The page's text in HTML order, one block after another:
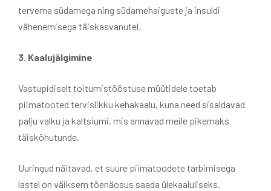
tervema südamega ning südamehaiguste ja insuldi
vähenemisega täiskasvanutel.
3. Kaalujälgimine
Vastupidiselt toitumistööstuse müütidele toetab
piimatooted tervislikku kehakaalu, kuna need sisaldavad
palju valku ja kaltsiumi, mis annavad meile pikemaks
täiskõhutunde.
Uuringud näitavad, et suure piimatoodete tarbimisega
lastel on väiksem tõenäosus saada ülekaaluliseks.